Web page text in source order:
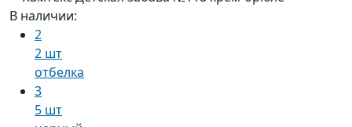
В наличии:
2
2 шт
отбелка
3
5 шт